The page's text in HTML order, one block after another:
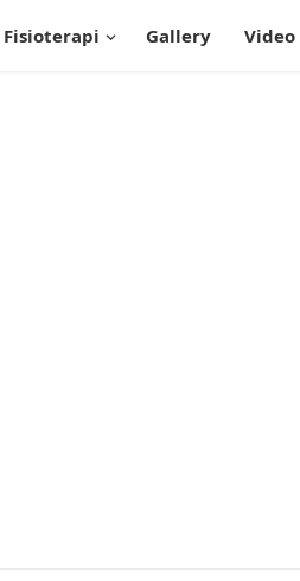
Fisioterapi Gallery Video